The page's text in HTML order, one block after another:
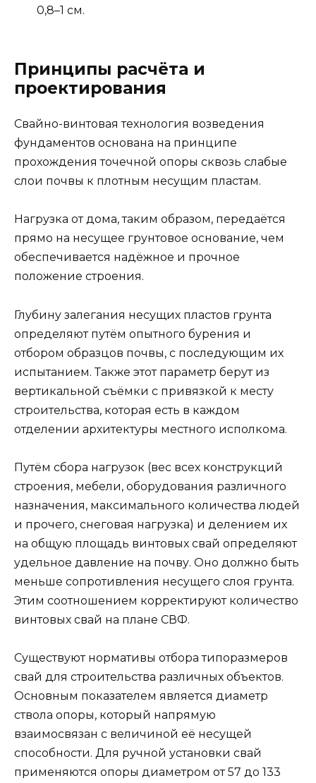
0,8–1 см.
Принципы расчёта и
проектирования
Свайно-винтовая технология возведения
фундаментов основана на принципе
прохождения точечной опоры сквозь слабые
слои почвы к плотным несущим пластам.
Нагрузка от дома, таким образом, передаётся
прямо на несущее грунтовое основание, чем
обеспечивается надёжное и прочное
положение строения.
Глубину залегания несущих пластов грунта
определяют путём опытного бурения и
отбором образцов почвы, с последующим их
испытанием. Также этот параметр берут из
вертикальной съёмки с привязкой к месту
строительства, которая есть в каждом
отделении архитектуры местного исполкома.
Путём сбора нагрузок (вес всех конструкций
строения, мебели, оборудования различного
назначения, максимального количества людей
и прочего, снеговая нагрузка) и делением их
на общую площадь винтовых свай определяют
удельное давление на почву. Оно должно быть
меньше сопротивления несущего слоя грунта.
Этим соотношением корректируют количество
винтовых свай на плане СВФ.
Существуют нормативы отбора типоразмеров
свай для строительства различных объектов.
Основным показателем является диаметр
ствола опоры, который напрямую
взаимосвязан с величиной её несущей
способности. Для ручной установки свай
применяются опоры диаметром от 57 до 133